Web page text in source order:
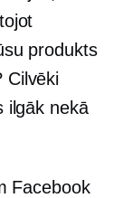
produkts
Cilvēki
ilgāk nekā
Facebook